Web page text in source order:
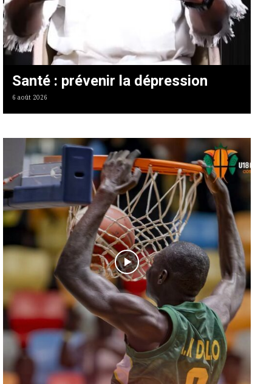
Santé : prévenir la dépression
6 août 2026